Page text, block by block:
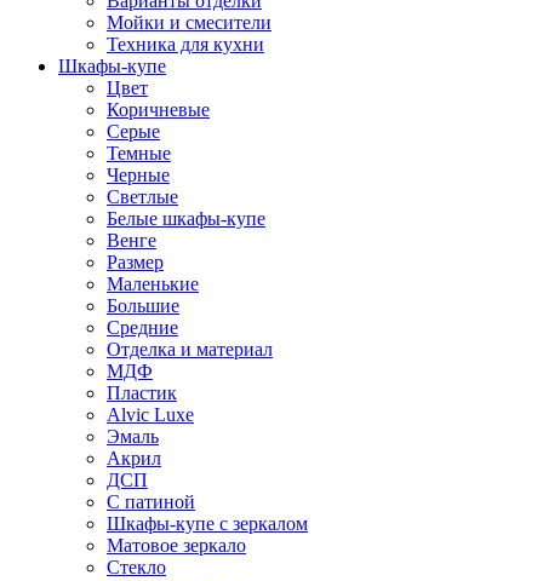
Мойки и смесители
Техника для кухни
Шкафы-купе
Цвет
Коричневые
Серые
Темные
Черные
Светлые
Белые шкафы-купе
Венге
Размер
Маленькие
Большие
Средние
Отделка и материал
МДФ
Пластик
Alvic Luxe
Эмаль
Акрил
ДСП
С патиной
Шкафы-купе с зеркалом
Матовое зеркало
Стекло